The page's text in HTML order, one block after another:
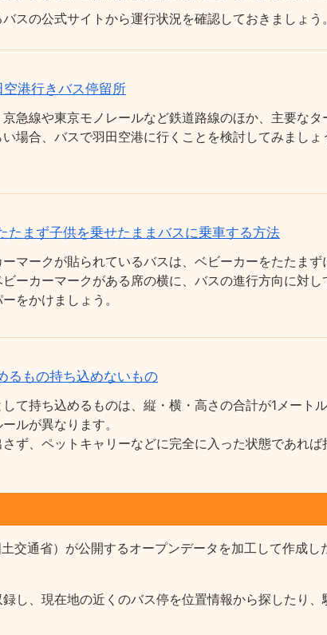
スの公式サイトから運行状況を確認しておきましょう。
港行きバス停留所
急線や東京モノレールなど鉄道路線のほか、主要なタ
場合、バスで羽田空港に行くことを検討してみましょ
たまず子供を乗せたままバスに乗車する方法
マークが貼られているバスは、ベビーカーをたたまず
ーカーマークがある席の横に、バスの進行方向に対
をかけましょう。
るもの持ち込めないもの
て持ち込めるものは、縦・横・高さの合計が1メート
ルが異なります。
ず、ペットキャリーなどに完全に入った状態であれば
交通省）が公開するオープンデータを加工して作成し
し、現在地の近くのバス停を位置情報から探したり